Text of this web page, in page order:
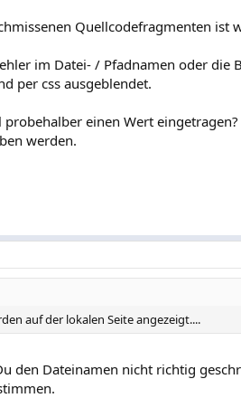
Quellcodefragmenten ist
im Datei- / Pfadnamen oder die
per css ausgeblendet.
einen Wert
werden.
auf der lokalen Seite angezeigt....
den Dateinamen nicht richtig